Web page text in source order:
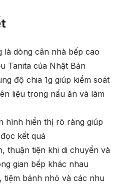
là dòng cân nhà bếp cao
Tanita của Nhật Bản
độ chia 1g giúp kiểm soát
liệu trong nấu ăn và làm
hình hiển thị rõ ràng giúp
kết quả
thuận tiện khi di chuyển và
gian bếp khác nhau
tiệm bánh nhỏ và các nhu